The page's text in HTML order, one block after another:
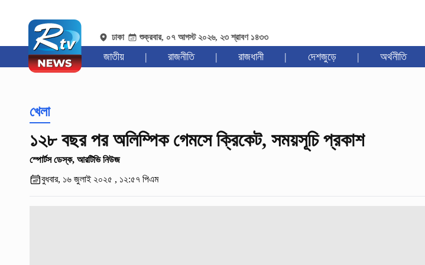
ঢাকা শুক্রবার, ০৭ আগস্ট ২০২৬, ২৩ শ্রাবণ ১৪৩৩
জাতীয় | রাজনীতি | রাজধানী | দেশজুড়ে | অর্থনীতি
খেলা
১২৮ বছর পর অলিম্পিক গেমসে ক্রিকেট, সময়সূচি প্রকাশ
স্পোর্টস ডেস্ক, আরটিভি নিউজ
বুধবার, ১৬ জুলাই ২০২৫ , ১২:৫৭ পিএম